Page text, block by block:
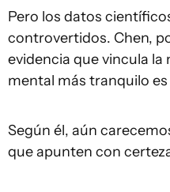
Pero los datos
controvertidos. Chen,
evidencia que vincula
mental más tranquilo es
Según él, aún
que apunten con